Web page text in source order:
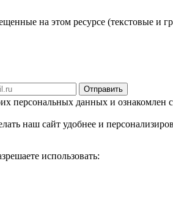
на этом ресурсе (текстовые и
персональных данных и ознакомлен с
наш сайт удобнее и
использовать: